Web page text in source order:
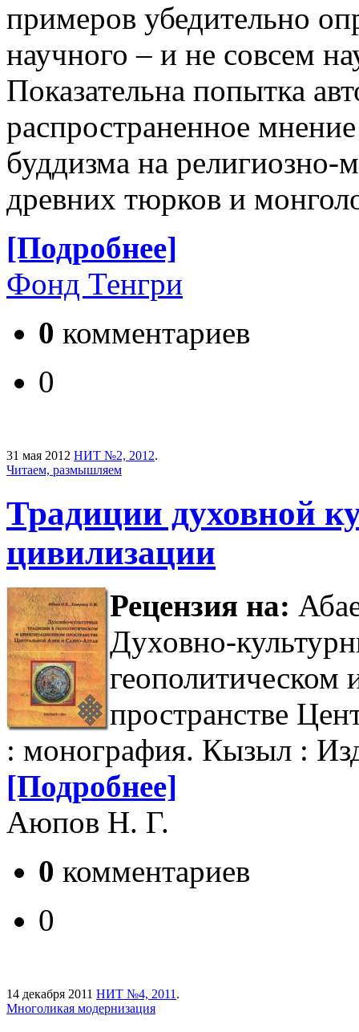
примеров убедительно
научного – и не совсем
Показательна попытка
распространенное
буддизма на
древних тюрков и
[Подробнее]
Фонд Тенгри
0 комментариев
0
31 мая 2012 НИТ №2, 2012.
Читаем, размышляем
Традиции духовной
цивилизации
Рецензия на:
Духовно-
геополитическом
пространстве
: монография. Кызыл :
[Подробнее]
Аюпов Н. Г.
0 комментариев
0
14 декабря 2011 НИТ №4, 2011.
Многоликая модернизация